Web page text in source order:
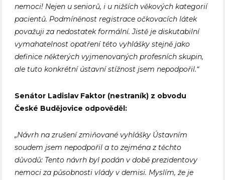
nemoci! Nejen u seniorů, i u nižších věkových kategorií
pacientů. Podmíněnost registrace očkovacích látek
považuji za nedostatek formální. Jistě je diskutabilní
vymahatelnost opatření této vyhlášky stejně jako
definice některých vyjmenovaných profesních skupin,
ale tuto konkrétní ústavní stížnost jsem nepodpořil.“
Senátor Ladislav Faktor (nestraník) z obvodu
České Budějovice odpověděl:
„Návrh na zrušení zmiňované vyhlášky Ústavním
soudem jsem nepodpořil a to zejména z těchto
důvodů: Tento návrh byl podán v době prezidentovy
nemoci za působnosti vlády v demisi. Myslím, že je